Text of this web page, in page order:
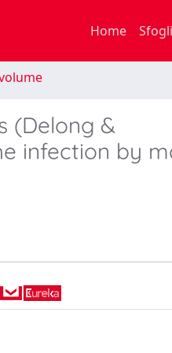
Home
(Delong &
infection by